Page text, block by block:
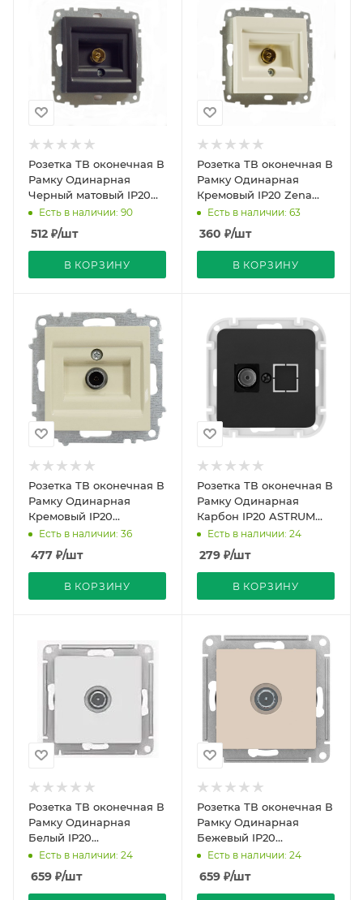
Розетка ТВ оконечная В
Рамку Одинарная
Черный матовый IP20
Zena Vega EL-BI
Есть в наличии: 90
512 ₽/шт
В КОРЗИНУ
Розетка ТВ оконечная В
Рамку Одинарная
Кремовый IP20 Zena
Vega EL-BI
Есть в наличии: 63
360 ₽/шт
В КОРЗИНУ
Розетка ТВ оконечная В
Рамку Одинарная
Кремовый IP20
Экранированная Zena
Vega EL-BI
Есть в наличии: 36
477 ₽/шт
В КОРЗИНУ
Розетка ТВ оконечная В
Рамку Одинарная
Карбон IP20 ASTRUM
Bylectrica
Есть в наличии: 24
279 ₽/шт
В КОРЗИНУ
Розетка ТВ оконечная В
Рамку Одинарная
Белый IP20
ATLASDESIGN Schneider
Electric
Есть в наличии: 24
659 ₽/шт
Розетка ТВ оконечная В
Рамку Одинарная
Бежевый IP20
ATLASDESIGN Schneider
Electric
Есть в наличии: 24
659 ₽/шт